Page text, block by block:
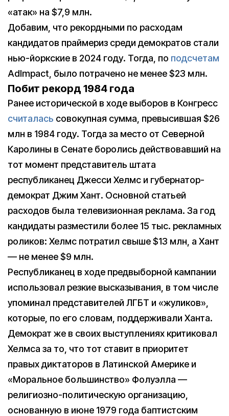
«атак» на $7,9 млн.
Добавим, что рекордными по расходам
кандидатов праймериз среди демократов стали
нью-йоркские в 2024 году. Тогда, по подсчетам
AdImpact, было потрачено не менее $23 млн.
Побит рекорд 1984 года
Ранее исторической в ходе выборов в Конгресс
считалась совокупная сумма, превысившая $26
млн в 1984 году. Тогда за место от Северной
Каролины в Сенате боролись действовавший на
тот момент представитель штата
республиканец Джесси Хелмс и губернатор-
демократ Джим Хант. Основной статьей
расходов была телевизионная реклама. За год
кандидаты разместили более 15 тыс. рекламных
роликов: Хелмс потратил свыше $13 млн, а Хант
— не менее $9 млн.
Республиканец в ходе предвыборной кампании
использовал резкие высказывания, в том числе
упоминал представителей ЛГБТ и «жуликов»,
которые, по его словам, поддерживали Ханта.
Демократ же в своих выступлениях критиковал
Хелмса за то, что тот ставит в приоритет
правых диктаторов в Латинской Америке и
«Моральное большинство» Фолуэлла —
религиозно-политическую организацию,
основанную в июне 1979 года баптистским